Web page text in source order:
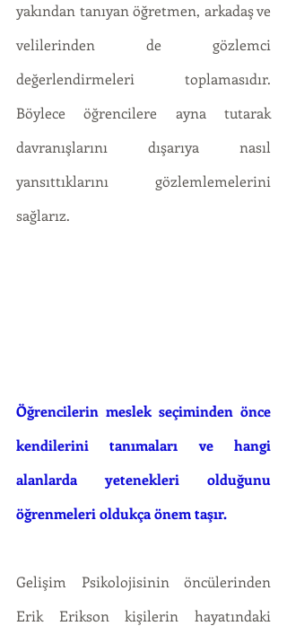
yakından tanıyan öğretmen, arkadaş ve
velilerinden de gözlemci
değerlendirmeleri toplamasıdır.
Böylece öğrencilere ayna tutarak
davranışlarını dışarıya nasıl
yansıttıklarını gözlemlemelerini
sağlarız.
Öğrencilerin meslek seçiminden önce
kendilerini tanımaları ve hangi
alanlarda yetenekleri olduğunu
öğrenmeleri oldukça önem taşır.
Gelişim Psikolojisinin öncülerinden
Erik Erikson kişilerin hayatındaki